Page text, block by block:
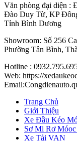
Văn phòng đại diện :
Đào Duy Từ, KP
Tỉnh Bình Dương
Showroom: Số 256
Phường Tân Bình,
Hotline :
Web: https://
Trang Chủ
Giới Thiệu
Xe Đầu Kéo
Sơ Mi Rơ
Xe Tải VAN